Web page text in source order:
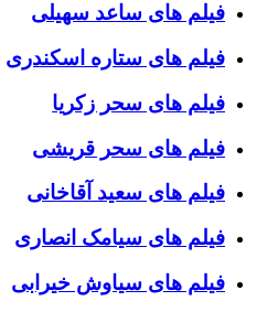
فیلم های ساعد سهیلی
فیلم های ستاره اسکندری
فیلم های سحر زکریا
فیلم های سحر قریشی
فیلم های سعید آقاخانی
فیلم های سیامک انصاری
فیلم های سیاوش خیرابی